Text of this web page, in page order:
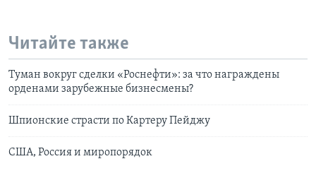
Читайте также
Туман вокруг сделки «Роснефти»: за что награждены
орденами зарубежные бизнесмены?
Шпионские страсти по Картеру Пейджу
США, Россия и миропорядок